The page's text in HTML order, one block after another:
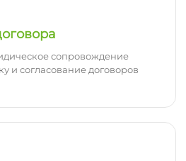
сопровождение
и согласование договоров